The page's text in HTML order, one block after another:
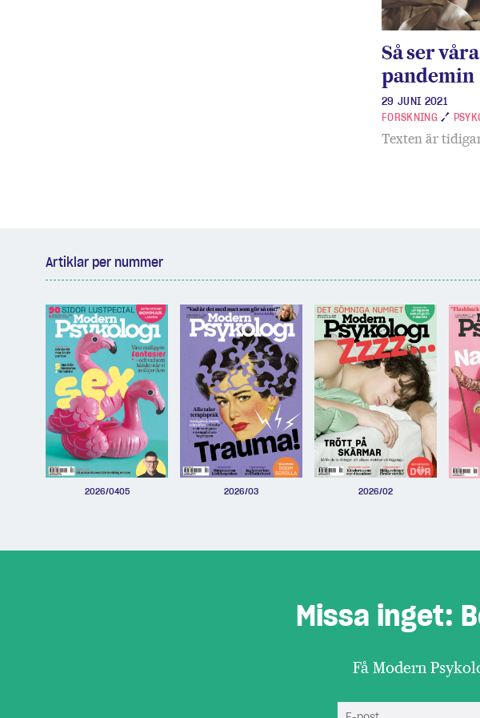
Så ser
pandemin
29 JUNI 2021
FORSKNING
Texten är
Artiklar per nummer
2026/0405 2026/03 2026/02
Missa inget:
Få Modern